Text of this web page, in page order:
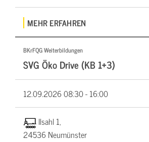
MEHR ERFAHREN
BKrFQG Weiterbildungen
SVG Öko Drive (KB 1+3)
12.09.202608:30 - 16:00
Ilsahl 1,
24536 Neumünster